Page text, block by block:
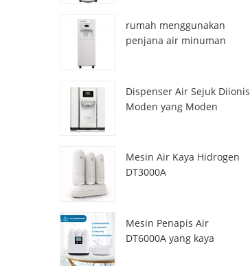
rumah menggunakan
penjana air minuman
Dispenser Air Sejuk Diionis
Moden yang Moden
Mesin Air Kaya Hidrogen
DT3000A
Mesin Penapis Air
DT6000A yang kaya